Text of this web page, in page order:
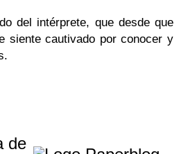
del intérprete, que desde que
siente cautivado por conocer y
de